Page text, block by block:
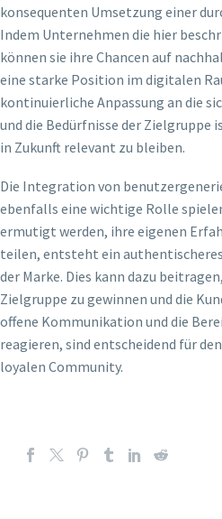
konsequenten Umsetzung einer
Indem Unternehmen die hier
können sie ihre Chancen auf
eine starke Position im digitalen
kontinuierliche Anpassung an die
und die Bedürfnisse der Zielgruppe
in Zukunft relevant zu bleiben.
Die Integration von
ebenfalls eine wichtige Rolle
ermutigt werden, ihre eigenen
teilen, entsteht ein
der Marke. Dies kann dazu
Zielgruppe zu gewinnen und die
offene Kommunikation und die
reagieren, sind entscheidend für
loyalen Community.